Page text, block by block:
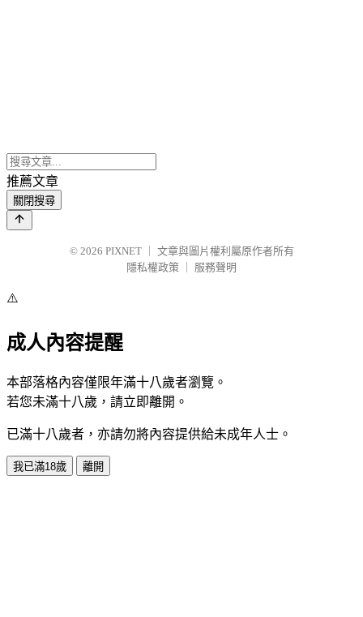
推薦文章
關閉搜尋
© 2026 PIXNET
文章與圖片權利屬原作者所有
隱私權政策
服務聲明
⚠️
成人內容提醒
本部落格內容僅限年滿十八歲者瀏覽。
若您未滿十八歲，請立即離開。
已滿十八歲者，亦請勿將內容提供給未成年人士。
我已滿18歲 離開